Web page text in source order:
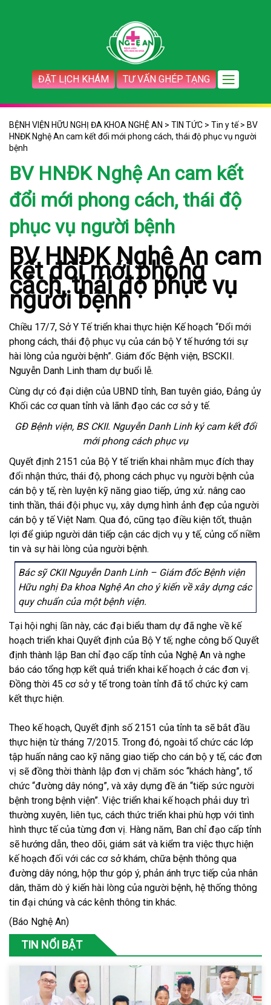
ĐẶT LỊCH KHÁM TƯ VẤN GHÉP TẠNG
BỆNH VIỆN HỮU NGHỊ ĐA KHOA NGHỆ AN > TIN TỨC > Tin y tế> BV
HNĐK Nghệ An cam kết đổi mới phong cách, thái độ phục vụ người
bệnh
BV HNĐK Nghệ An cam kết
đổi mới phong cách, thái độ
phục vụ người bệnh
BV HNĐK Nghệ An cam
kết đổi mới phong
cách, thái độ phục vụ
người bệnh
Chiều 17/7, Sở Y Tế triển khai thực hiện Kế hoạch “Đổi mới
phong cách, thái độ phục vụ của cán bộ Y tế hướng tới sự
hài lòng của người bệnh”. Giám đốc Bệnh viện, BSCKII.
Nguyễn Danh Linh tham dự buổi lễ.
Cùng dự có đại diện của UBND tỉnh, Ban tuyên giáo, Đảng ủy
Khối các cơ quan tỉnh và lãnh đạo các cơ sở y tế.
GĐ Bệnh viện, BS CKII. Nguyễn Danh Linh ký cam kết đổi
mới phong cách phục vụ
Quyết định 2151 của Bộ Y tế triển khai nhằm mục đích thay
đổi nhận thức, thái độ, phong cách phục vụ người bệnh của
cán bộ y tế, rèn luyện kỹ năng giao tiếp, ứng xử. nâng cao
tinh thần, thái đội phục vụ, xây dựng hình ảnh đẹp của người
cán bộ y tế Việt Nam. Qua đó, cũng tạo điều kiện tốt, thuận
lợi để giúp người dân tiếp cận các dịch vụ y tế, củng cố niềm
tin và sự hài lòng của người bệnh.
Bác sỹ CKII Nguyễn Danh Linh – Giám đốc Bệnh viện
Hữu nghị Đa khoa Nghệ An cho ý kiến về xây dựng các
quy chuẩn của một bệnh viện.
Tại hội nghị lần này, các đại biểu tham dự đã nghe về kế
hoạch triển khai Quyết định của Bộ Y tế; nghe công bố Quyết
định thành lập Ban chỉ đạo cấp tỉnh của Nghệ An và nghe
báo cáo tổng hợp kết quả triển khai kế hoạch ở các đơn vị.
Đồng thời 45 cơ sở y tế trong toàn tỉnh đã tổ chức ký cam
kết thực hiện.
Theo kế hoạch, Quyết định số 2151 của tỉnh ta sẽ bắt đầu
thực hiện từ tháng 7/2015. Trong đó, ngoài tổ chức các lớp
tập huấn nâng cao kỹ năng giao tiếp cho cán bộ y tế, các đơn
vị sẽ đồng thời thành lập đơn vị chăm sóc “khách hàng”, tổ
chức “đường dây nóng”, và xây dựng đề án “tiếp sức người
bệnh trong bệnh viện”. Việc triển khai kế hoạch phải duy trì
thường xuyên, liên tục, cách thức triển khai phù hợp với tình
hình thực tế của từng đơn vị. Hàng năm, Ban chỉ đạo cấp tỉnh
sẽ hướng dẫn, theo dõi, giám sát và kiểm tra việc thực hiện
kế hoạch đối với các cơ sở khám, chữa bệnh thông qua
đường dây nóng, hộp thư góp ý, phản ánh trực tiếp của nhân
dân, thăm dò ý kiến hài lòng của người bệnh, hệ thống thông
tin đại chúng và các kênh thông tin khác.
(Báo Nghệ An)
TIN NỔI BẬT